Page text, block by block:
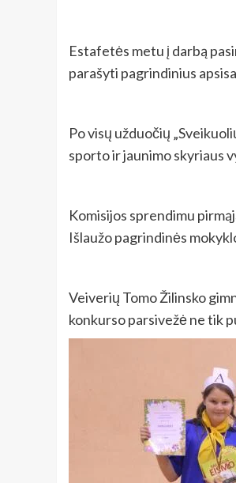
Estafetės metu į darbą
parašyti pagrindinius
Po visų užduočių
sporto ir jaunimo skyriaus
Komisijos sprendimu
Išlaužo pagrindinės
Veiverių Tomo Žilinsko
konkurso parsivežė ne tik